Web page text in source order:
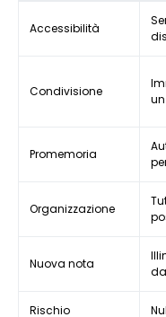
Accessibilità
Condivisione
Promemoria
Organizzazione
Nuova nota
Rischio